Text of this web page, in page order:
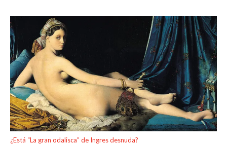
¿Está “La gran odalisca” de Ingres desnuda?